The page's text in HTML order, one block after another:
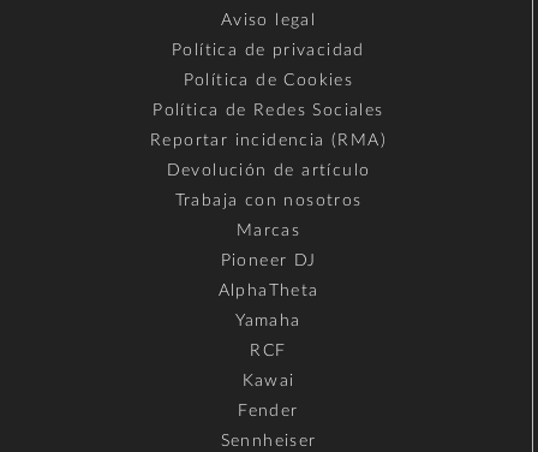
Aviso legal
Política de privacidad
Política de Cookies
Política de Redes Sociales
Reportar incidencia (RMA)
Devolución de artículo
Trabaja con nosotros
Marcas
Pioneer DJ
AlphaTheta
Yamaha
RCF
Kawai
Fender
Sennheiser